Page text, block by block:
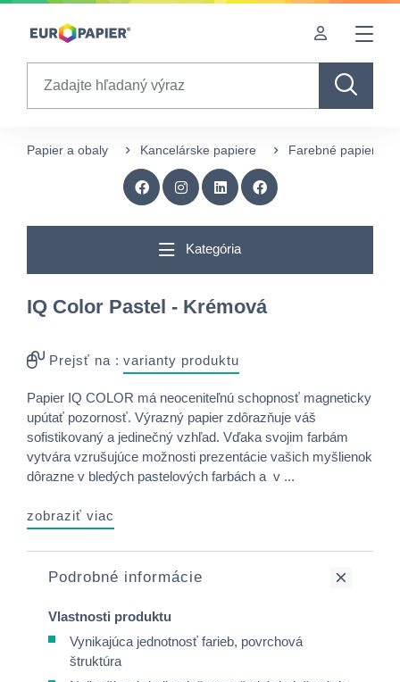
Table Of Content
Papier a obaly Kancelárske papiere Farebné papiere
Kategória
IQ Color Pastel - Krémová
Prejsť na : varianty produktu
Papier IQ COLOR má neoceniteľnú schopnosť magneticky
upútať pozornosť. Výrazný papier zdôrazňuje váš
sofistikovaný a jedinečný vzhľad. Vďaka svojim farbám
vytvára vzrušujúce možnosti prezentácie vašich myšlienok
dôrazne v bledých pastelových farbách a v ...
zobraziť viac
Podrobné informácie
Vlastnosti produktu
Vynikajúca jednotnosť farieb, povrchová
štruktúra